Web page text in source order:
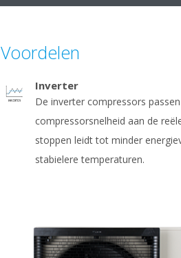
Voordelen
Inverter
De inverter compressors
compressorsnelheid aan de
stoppen leidt tot minder
stabielere temperaturen.